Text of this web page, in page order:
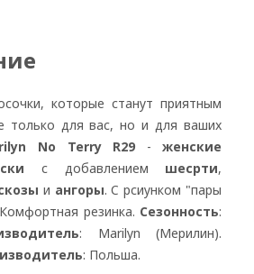
которые станут приятным
только для вас, но и для ваших
No Terry R29 -женские
с добавлением шесрти,
и ангоры. С рсиунком "пары
резинка. Сезонность:
: Marilyn (Мерилин).
: Польша.